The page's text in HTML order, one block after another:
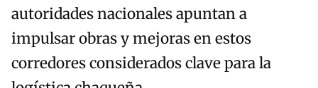
autoridades nacionales apuntan a
impulsar obras y mejoras en estos
corredores considerados clave para la